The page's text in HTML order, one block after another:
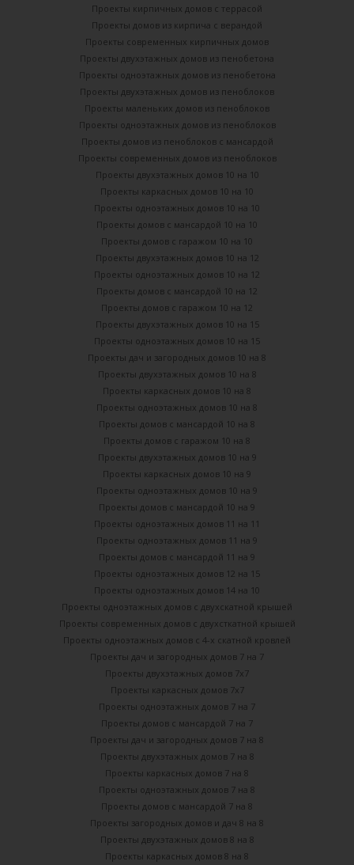
Проекты кирпичных домов с террасой
Проекты домов из кирпича с верандой
Проекты современных кирпичных домов
Проекты двухэтажных домов из пенобетона
Проекты одноэтажных домов из пенобетона
Проекты двухэтажных домов из пеноблоков
Проекты маленьких домов из пеноблоков
Проекты одноэтажных домов из пеноблоков
Проекты домов из пеноблоков с мансардой
Проекты современных домов из пеноблоков
Проекты двухэтажных домов 10 на 10
Проекты каркасных домов 10 на 10
Проекты одноэтажных домов 10 на 10
Проекты домов с мансардой 10 на 10
Проекты домов с гаражом 10 на 10
Проекты двухэтажных домов 10 на 12
Проекты одноэтажных домов 10 на 12
Проекты домов с мансардой 10 на 12
Проекты домов с гаражом 10 на 12
Проекты двухэтажных домов 10 на 15
Проекты одноэтажных домов 10 на 15
Проекты дач и загородных домов 10 на 8
Проекты двухэтажных домов 10 на 8
Проекты каркасных домов 10 на 8
Проекты одноэтажных домов 10 на 8
Проекты домов с мансардой 10 на 8
Проекты домов с гаражом 10 на 8
Проекты двухэтажных домов 10 на 9
Проекты каркасных домов 10 на 9
Проекты одноэтажных домов 10 на 9
Проекты домов с мансардой 10 на 9
Проекты одноэтажных домов 11 на 11
Проекты одноэтажных домов 11 на 9
Проекты домов с мансардой 11 на 9
Проекты одноэтажных домов 12 на 15
Проекты одноэтажных домов 14 на 10
Проекты одноэтажных домов с двухскатной крышей
Проекты современных домов с двухсткатной крышей
Проекты одноэтажных домов с 4-х скатной кровлей
Проекты дач и загородных домов 7 на 7
Проекты двухэтажных домов 7х7
Проекты каркасных домов 7х7
Проекты одноэтажных домов 7 на 7
Проекты домов с мансардой 7 на 7
Проекты дач и загородных домов 7 на 8
Проекты двухэтажных домов 7 на 8
Проекты каркасных домов 7 на 8
Проекты одноэтажных домов 7 на 8
Проекты домов с мансардой 7 на 8
Проекты загородных домов и дач 8 на 8
Проекты двухэтажных домов 8 на 8
Проекты каркасных домов 8 на 8